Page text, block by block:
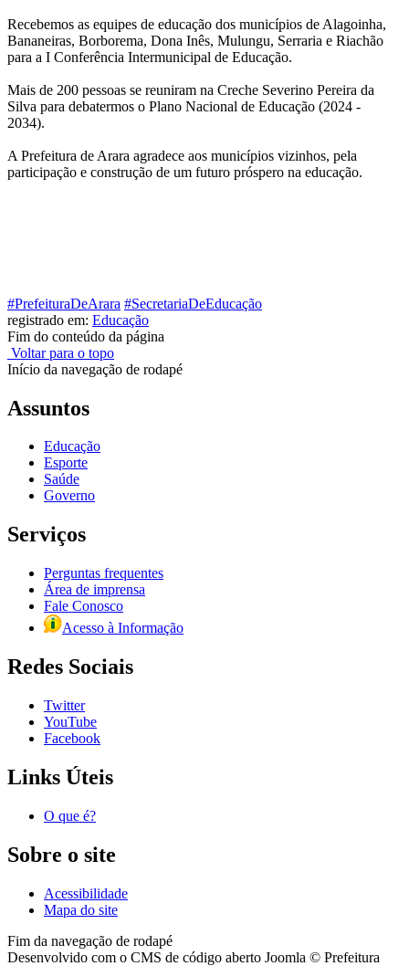
Recebemos as equipes de educação dos municípios de Alagoinha,
Bananeiras, Borborema, Dona Inês, Mulungu, Serraria e Riachão
para a I Conferência Intermunicipal de Educação.
Mais de 200 pessoas se reuniram na Creche Severino Pereira da
Silva para debatermos o Plano Nacional de Educação (2024 -
2034).
A Prefeitura de Arara agradece aos municípios vizinhos, pela
participação e construção de um futuro próspero na educação.
#PrefeituraDeArara #SecretariaDeEducação
registrado em: Educação
Fim do conteúdo da página
Voltar para o topo
Início da navegação de rodapé
Assuntos
Educação
Esporte
Saúde
Governo
Serviços
Perguntas frequentes
Área de imprensa
Fale Conosco
Acesso à Informação
Redes Sociais
Twitter
YouTube
Facebook
Links Úteis
O que é?
Sobre o site
Acessibilidade
Mapa do site
Fim da navegação de rodapé
Desenvolvido com o CMS de código aberto Joomla © Prefeitura